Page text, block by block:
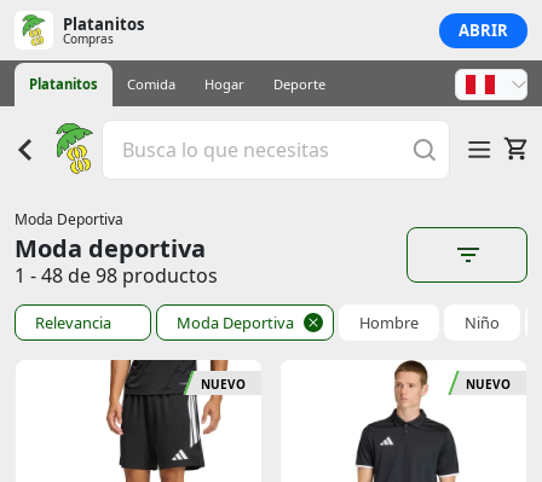
Platanitos
Compras ABRIR
Platanitos Comida Hogar Deporte
Moda Deportiva
Moda deportiva
1 - 48 de 98 productos
Relevancia Moda Deportiva Hombre Niño
NUEVO NUEVO